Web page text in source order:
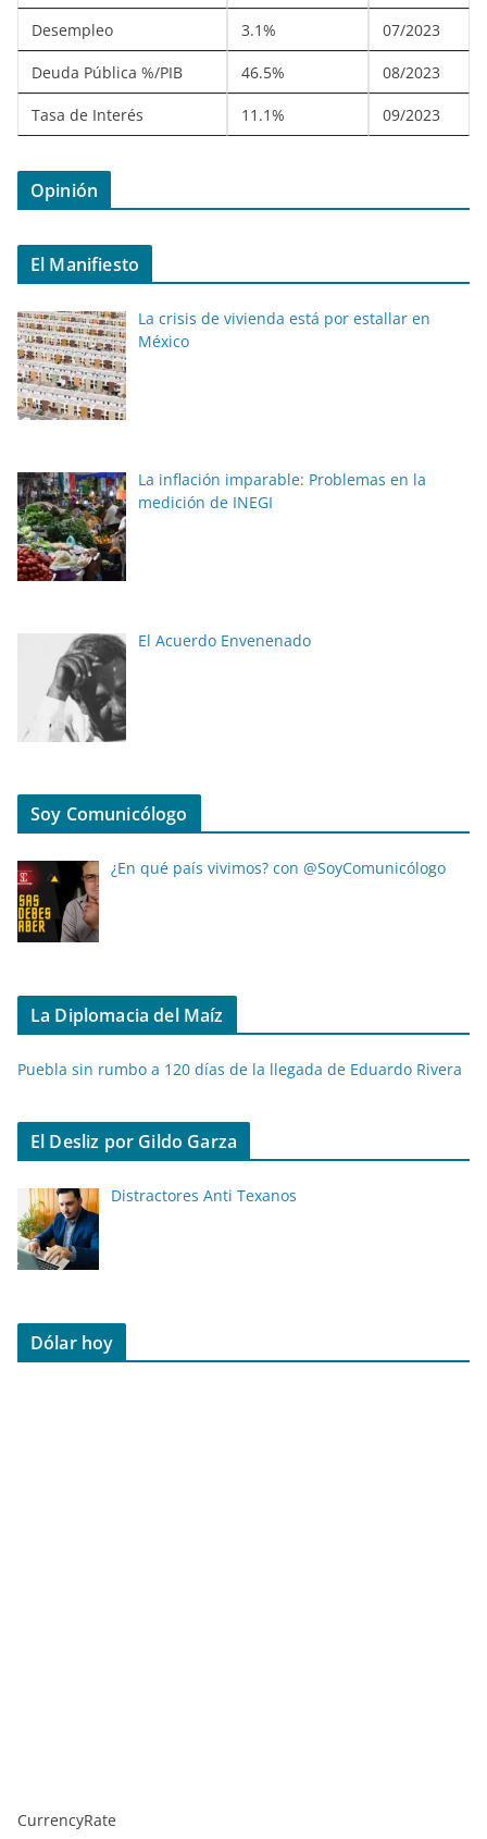
Desempleo 3.1% 07/2023
Deuda Pública %/PIB 46.5% 08/2023
Tasa de Interés 11.1% 09/2023
Opinión
El Manifiesto
La crisis de vivienda está por estallar en
México
La inflación imparable: Problemas en la
medición de INEGI
El Acuerdo Envenenado
Soy Comunicólogo
¿En qué país vivimos? con @SoyComunicólogo
La Diplomacia del Maíz
Puebla sin rumbo a 120 días de la llegada de Eduardo Rivera
El Desliz por Gildo Garza
Distractores Anti Texanos
Dólar hoy
CurrencyRate